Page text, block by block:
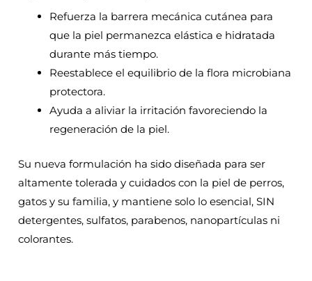
Refuerza la barrera mecánica cutánea para
que la piel permanezca elástica e hidratada
durante más tiempo.
Reestablece el equilibrio de la flora microbiana
protectora.
Ayuda a aliviar la irritación favoreciendo la
regeneración de la piel.
Su nueva formulación ha sido diseñada para ser
altamente tolerada y cuidados con la piel de perros,
gatos y su familia, y mantiene solo lo esencial, SIN
detergentes, sulfatos, parabenos, nanopartículas ni
colorantes.